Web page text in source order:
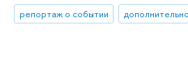
репортаж о событии